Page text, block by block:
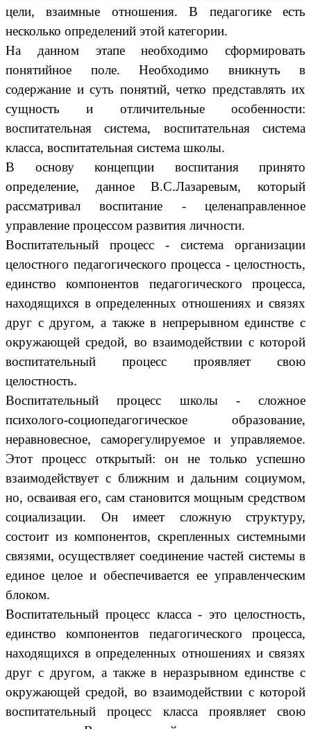
цели, взаимные отношения. В педагогике есть
несколько определений этой категории.
На данном этапе необходимо сформировать
понятийное поле. Необходимо вникнуть в
содержание и суть понятий, четко представлять их
сущность и отличительные особенности:
воспитательная система, воспитательная система
класса, воспитательная система школы.
В основу концепции воспитания принято
определение, данное В.С.Лазаревым, который
рассматривал воспитание - целенаправленное
управление процессом развития личности.
Воспитательный процесс - система организации
целостного педагогического процесса - целостность,
единство компонентов педагогического процесса,
находящихся в определенных отношениях и связях
друг с другом, а также в непрерывном единстве с
окружающей средой, во взаимодействии с которой
воспитательный процесс проявляет свою
целостность.
Воспитательный процесс школы - сложное
психолого-социопедагогическое образование,
неравновесное, саморегулируемое и управляемое.
Этот процесс открытый: он не только успешно
взаимодействует с ближним и дальним социумом,
но, осваивая его, сам становится мощным средством
социализации. Он имеет сложную структуру,
состоит из компонентов, скрепленных системными
связями, осуществляет соединение частей системы в
единое целое и обеспечивается ее управленческим
блоком.
Воспитательный процесс класса - это целостность,
единство компонентов педагогического процесса,
находящихся в определенных отношениях и связях
друг с другом, а также в неразрывном единстве с
окружающей средой, во взаимодействии с которой
воспитательный процесс класса проявляет свою